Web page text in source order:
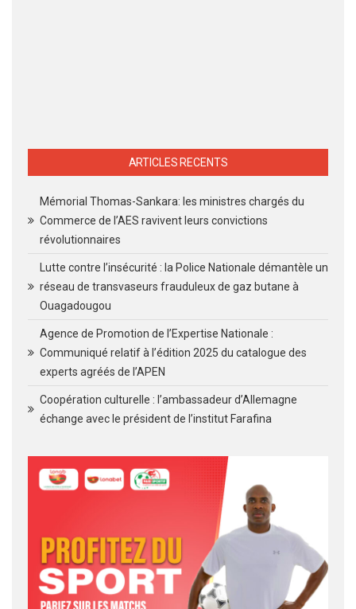
ARTICLES RECENTS
Mémorial Thomas-Sankara: les ministres chargés du
Commerce de l’AES ravivent leurs convictions
révolutionnaires
Lutte contre l’insécurité : la Police Nationale démantèle un
réseau de transvaseurs frauduleux de gaz butane à
Ouagadougou
Agence de Promotion de l’Expertise Nationale :
Communiqué relatif à l’édition 2025 du catalogue des
experts agréés de l’APEN
Coopération culturelle : l’ambassadeur d’Allemagne
échange avec le président de l’institut Farafina